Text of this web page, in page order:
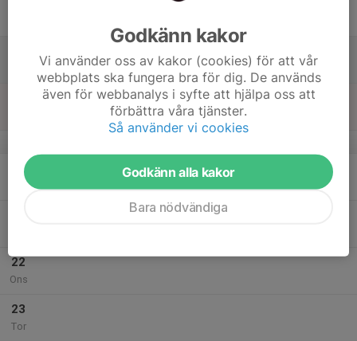
16:00
Inomhusträning
Nils erikssonshallen
20
Mån
22
Ons
23
Tor
Godkänn kakor
Vi använder oss av kakor (cookies) för att vår
webbplats ska fungera bra för dig. De används
även för webbanalys i syfte att hjälpa oss att
förbättra våra tjänster.
Så använder vi cookies
Godkänn alla kakor
Bara nödvändiga